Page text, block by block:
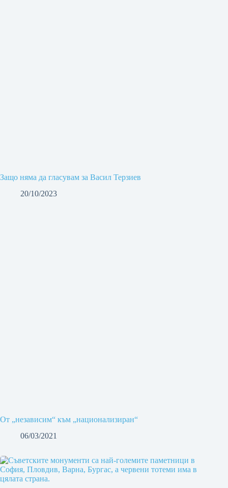
Защо няма да гласувам за Васил Терзиев
20/10/2023
От „независим“ към „национализиран“
06/03/2021